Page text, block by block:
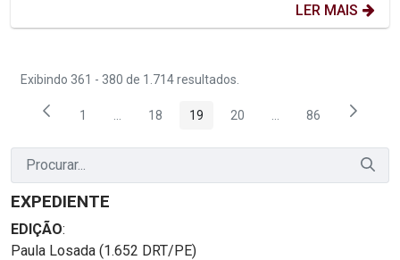
LER MAIS
Exibindo 361 - 380 de 1.714 resultados.
Página
1 Páginas intermediárias Usar ABA para navegar.
Página
18 Página
19 Página
20 PáginasPágina
86
EXPEDIENTE
EDIÇÃO:
Paula Losada (1.652 DRT/PE)